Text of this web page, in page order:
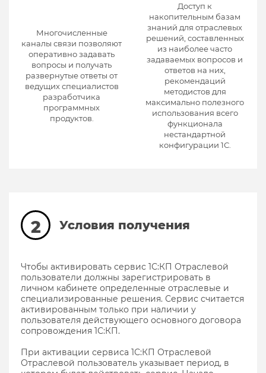
Многочисленные
каналы связи позволяют
оперативно задавать
вопросы и получать
развернутые ответы от
ведущих специалистов
разработчика
программных
продуктов.
Доступ к
накопительным базам
знаний для отраслевых
решений, составленных
из наиболее часто
задаваемых вопросов и
ответов на них,
рекомендаций
методистов для
максимально полезного
использования всего
функционала
нестандартной
конфигурации 1С.
2 Условия получения
Чтобы активировать сервис 1С:КП Отраслевой
пользователи должны зарегистрировать в
личном кабинете определенные отраслевые и
специализированные решения. Сервис считается
активированным только при наличии у
пользователя действующего основного договора
сопровождения 1С:КП.
При активации сервиса 1С:КП Отраслевой
Отраслевой пользователь указывает период, в